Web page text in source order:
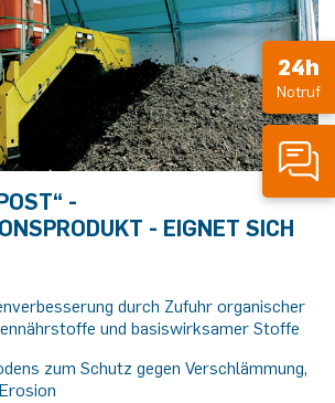
-
- EIGNET SICH
durch Zufuhr organischer
und basiswirksamer Stoffe
zum Schutz gegen Verschlämmung,
24h
Notruf